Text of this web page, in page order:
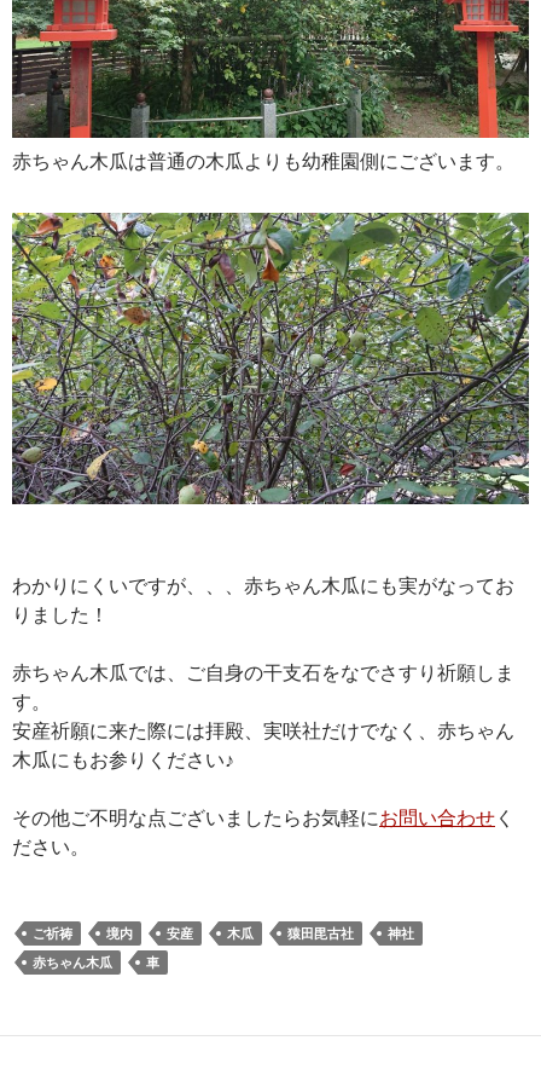
赤ちゃん木瓜は普通の木瓜よりも幼稚園側にございます。
わかりにくいですが、、、赤ちゃん木瓜にも実がなってお
りました！
赤ちゃん木瓜では、ご自身の干支石をなでさすり祈願しま
す。
安産祈願に来た際には拝殿、実咲社だけでなく、赤ちゃん
木瓜にもお参りください♪
その他ご不明な点ございましたらお気軽にお問い合わせ く
ださい。
ご祈祷 境内 安産 木瓜 猿田毘古社
神社
赤ちゃん木瓜
車